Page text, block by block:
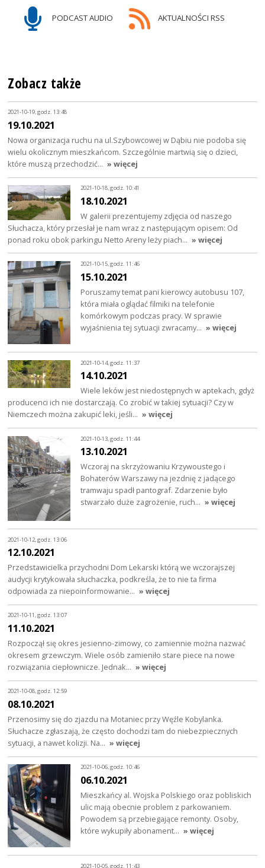
PODCAST AUDIO AKTUALNOŚCI RSS
Zobacz także
2021-10-19, godz. 13:48
19.10.2021
Nowa organizacja ruchu na ul.Szybowcowej w Dąbiu nie podoba się
wielu okolicznym mieszkańcom. Szczególnie martwią się o dzieci,
które muszą przechodzić… » więcej
2021-10-18, godz. 10:41
18.10.2021
W galerii prezentujemy zdjęcia od naszego
Słuchacza, który przesłał je nam wraz z następującym opisem: Od
ponad roku obok parkingu Netto Areny leży piach… » więcej
2021-10-15, godz. 11:46
15.10.2021
Poruszamy temat pani kierowcy autobusu 107,
która miała oglądać filmiki na telefonie
komórkowym podczas pracy. W sprawie
wyjaśnienia tej sytuacji zwracamy… » więcej
2021-10-14, godz. 11:37
14.10.2021
Wiele leków jest niedostępnych w aptekach, gdyż
producenci ich nie dostarczają. Co zrobić w takiej sytuacji? Czy w
Niemczech można zakupić leki, jeśli… » więcej
2021-10-13, godz. 11:44
13.10.2021
Wczoraj na skrzyżowaniu Krzywoustego i
Bohaterów Warszawy na jezdnię z jadącego
tramwaju spadł pantograf. Zdarzenie było
stwarzało duże zagrożenie, ruch… » więcej
2021-10-12, godz. 13:06
12.10.2021
Przedstawicielka przychodni Dom Lekarski którą we wczorajszej
audycji krytykowała słuchaczka, podkreśla, że to nie ta firma
odpowiada za niepoinformowanie… » więcej
2021-10-11, godz. 13:07
11.10.2021
Rozpoczął się okres jesienno-zimowy, co zamiennie można nazwać
okresem grzewczym. Wiele osób zamieniło stare piece na nowe
rozwiązania ciepłownicze. Jednak… » więcej
2021-10-08, godz. 12:59
08.10.2021
Przenosimy się do zjazdu na Motaniec przy Węźle Kobylanka.
Słuchacze zgłaszają, że często dochodzi tam do niebezpiecznych
sytuacji, a nawet kolizji. Na… » więcej
2021-10-06, godz. 10:46
06.10.2021
Mieszkańcy al. Wojska Polskiego oraz pobliskich
ulic mają obecnie problem z parkowaniem.
Powodem są przebiegające remonty. Osoby,
które wykupiły abonament… » więcej
2021-10-05, godz. 11:43